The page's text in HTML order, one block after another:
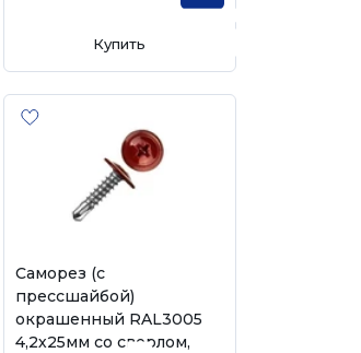
Купить
Саморез (с
прессшайбой)
окрашенный RAL3005
4,2х25мм со сверлом,